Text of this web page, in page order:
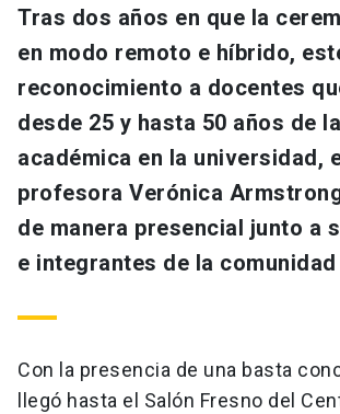
Tras dos años en que la
en modo remoto e híbrido,
reconocimiento a docentes
desde 25 y hasta 50 años de
académica en la universidad,
profesora Verónica
de manera presencial junto a
e integrantes de la comunidad
Con la presencia de una basta
llegó hasta el Salón Fresno del